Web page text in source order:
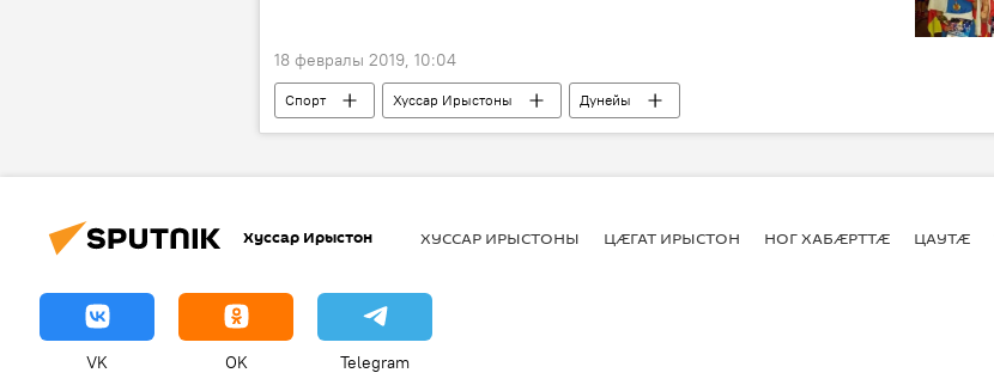
18 февралы 2019, 10:04
Спорт Хуссар Ирыстоны Дунейы
Хуссар Ирыстон ХУССАР ИРЫСТОНЫ ЦӔГАТ ИРЫСТОН НОГ ХАБӔРТТӔ ЦАУТӔ
VK OK Telegram